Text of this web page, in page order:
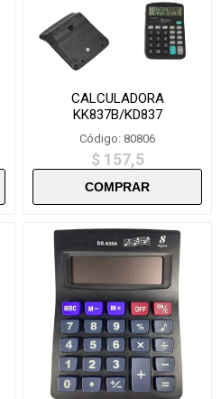
CALCULADORA
KK837B/KD837
Código: 80806
$ 157,5